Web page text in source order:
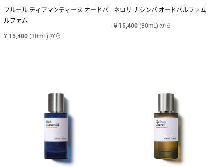
PENHALIGON'S
ペンハリガン
セルジュ・ルタンス
ソルフェリーノ
フルール ディアマンティーヌ オードパ
ルファム
¥ 15,400(30mL) から
ネロリ ナシンバ オードパルファム
¥ 15,400(30mL) から